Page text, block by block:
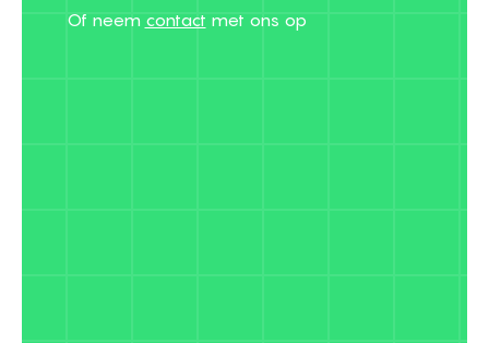
Bekijk onze trainingen
Of neem contact met ons op